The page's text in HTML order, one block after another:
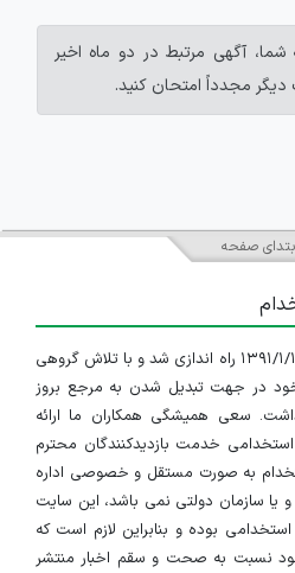
آگهی مرتبط در دو ماه اخیر
مجدداً امتحان کنید.
صفحه
سایت ایران استخدام در تاریخ ۱۳۹۱/۱/۱۰ راه اندازی شد و با تلاش گروهی
خود در جهت تبدیل شدن به مرجع بروز
سعی همیشگی همکاران ما ارائه
خدمت بازدیدکنندگان محترم
به صورت مستقل و خصوصی اداره
یا سازمان دولتی نمی باشد، این سایت
بوده و بنابراین لازم است که
نسبت به صحت و سقم اخبار منتشر